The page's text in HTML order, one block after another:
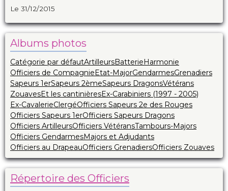
Le 31/12/2015
Albums photos
Catégorie par défautArtilleursBatterieHarmonie
Officiers de CompagnieEtat-MajorGendarmesGrenadiers
Sapeurs 1erSapeurs 2èmeSapeurs DragonsVétérans
ZouavesEt les cantinièresEx-Carabiniers (1997 - 2005)
Ex-CavalerieClergéOfficiers Sapeurs 2e des Rouges
Officiers Sapeurs 1erOfficiers Sapeurs Dragons
Officiers ArtilleursOfficiers VétéransTambours-Majors
Officiers GendarmesMajors et Adjudants
Officiers au DrapeauOfficiers GrenadiersOfficiers Zouaves
Répertoire des Officiers